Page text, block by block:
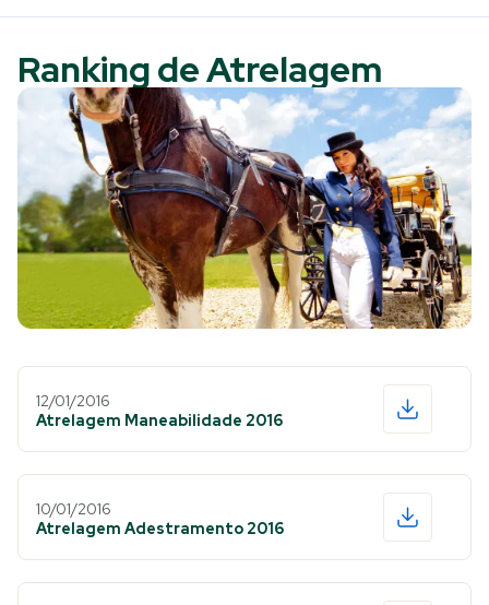
Ranking de Atrelagem
12/01/2016
Atrelagem Maneabilidade 2016
10/01/2016
Atrelagem Adestramento 2016